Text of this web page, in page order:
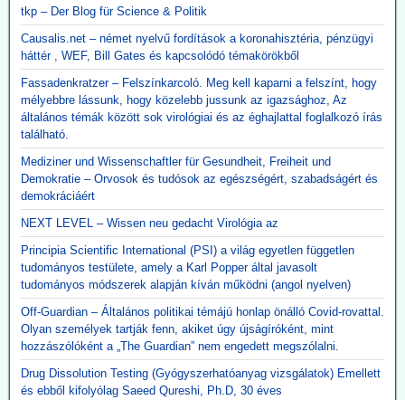
tkp – Der Blog für Science & Politik
Causalis.net – német nyelvű fordítások a koronahisztéria, pénzügyi
háttér , WEF, Bill Gates és kapcsolódó témakörökből
Fassadenkratzer – Felszínkarcoló. Meg kell kaparni a felszínt, hogy
mélyebbre lássunk, hogy közelebb jussunk az igazsághoz, Az
általános témák között sok virológiai és az éghajlattal foglalkozó írás
található.
Mediziner und Wissenschaftler für Gesundheit, Freiheit und
Demokratie – Orvosok és tudósok az egészségért, szabadságért és
demokráciáért
NEXT LEVEL – Wissen neu gedacht Virológia az
Principia Scientific International (PSI) a világ egyetlen független
tudományos testülete, amely a Karl Popper által javasolt
tudományos módszerek alapján kíván működni (angol nyelven)
Off-Guardian – Általános politikai témájú honlap önálló Covid-rovattal.
Olyan személyek tartják fenn, akiket úgy újságíróként, mint
hozzászólóként a „The Guardian” nem engedett megszólalni.
Drug Dissolution Testing (Gyógyszerhatóanyag vizsgálatok) Emellett
és ebből kifolyólag Saeed Qureshi, Ph.D, 30 éves